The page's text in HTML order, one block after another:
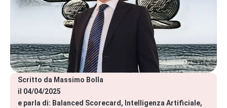
Scritto da Massimo Bolla
il 04/04/2025
e parla di: Balanced Scorecard
Intelligenza Artificiale